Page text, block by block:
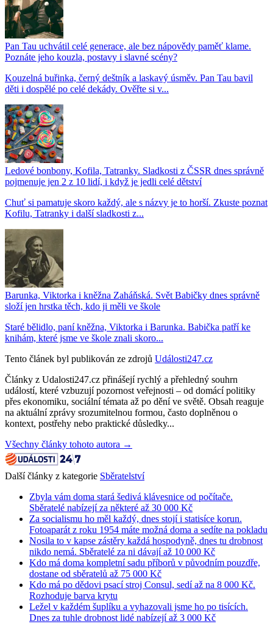
Pan Tau uchvátil celé generace, ale bez nápovědy paměť klame.
Poznáte jeho kouzla, postavy i slavné scény?
Kouzelná buřinka, černý deštník a laskavý úsměv. Pan Tau bavil
děti i dospělé po celé dekády. Ověřte si v...
Ledové bonbony, Kofila, Tatranky. Sladkosti z ČSSR dnes správně
pojmenuje jen 2 z 10 lidí, i když je jedli celé dětství
Chuť si pamatuje skoro každý, ale s názvy je to horší. Zkuste poznat
Kofilu, Tatranky i další sladkosti z...
Barunka, Viktorka i kněžna Zaháňská. Svět Babičky dnes správně
složí jen hrstka těch, kdo ji měli ve škole
Staré bělidlo, paní kněžna, Viktorka i Barunka. Babička patří ke
knihám, které jsme ve škole znali skoro...
Tento článek byl publikován ze zdrojů Události247.cz
Články z Udalosti247.cz přinášejí rychlý a přehledný souhrn
událostí, které vzbuzují pozornost veřejnosti – od domácí politiky
přes ekonomiku, sociální témata až po dění ve světě. Obsah reaguje
na aktuální zprávy srozumitelnou formou, často doplněnou o
kontext, postřehy nebo praktické důsledky...
Všechny články tohoto autora →
Další články z kategorie Sběratelství
Zbyla vám doma stará šedivá klávesnice od počítače.
Sběratelé nabízejí za některé až 30 000 Kč
Za socialismu ho měl každý, dnes stojí i statisíce korun.
Fotoaparát z roku 1954 máte možná doma a sedíte na pokladu
Nosila to v kapse zástěry každá hospodyně, dnes tu drobnost
nikdo nemá. Sběratelé za ni dávají až 10 000 Kč
Kdo má doma kompletní sadu příborů v původním pouzdře,
dostane od sběratelů až 75 000 Kč
Kdo má po dědovi psací stroj Consul, sedí až na 8 000 Kč.
Rozhoduje barva krytu
Ležel v každém šuplíku a vyhazovali jsme ho po tisících.
Dnes za tuhle drobnost lidé nabízejí až 3 000 Kč